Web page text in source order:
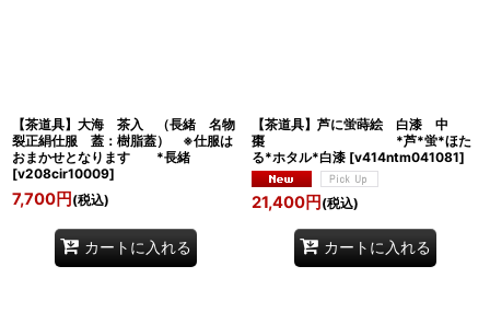
【茶道具】大海 茶入 （長緒 名物
裂正絹仕服 蓋：樹脂蓋） ※仕服は
おまかせとなります *長緒
[v208cir10009]
7,700円 (税込)
カートに入れる
【茶道具】芦に蛍蒔絵 白漆 中
棗 *芦*蛍*ほた
る*ホタル*白漆 [v414ntm041081]
21,400円 (税込)
カートに入れる